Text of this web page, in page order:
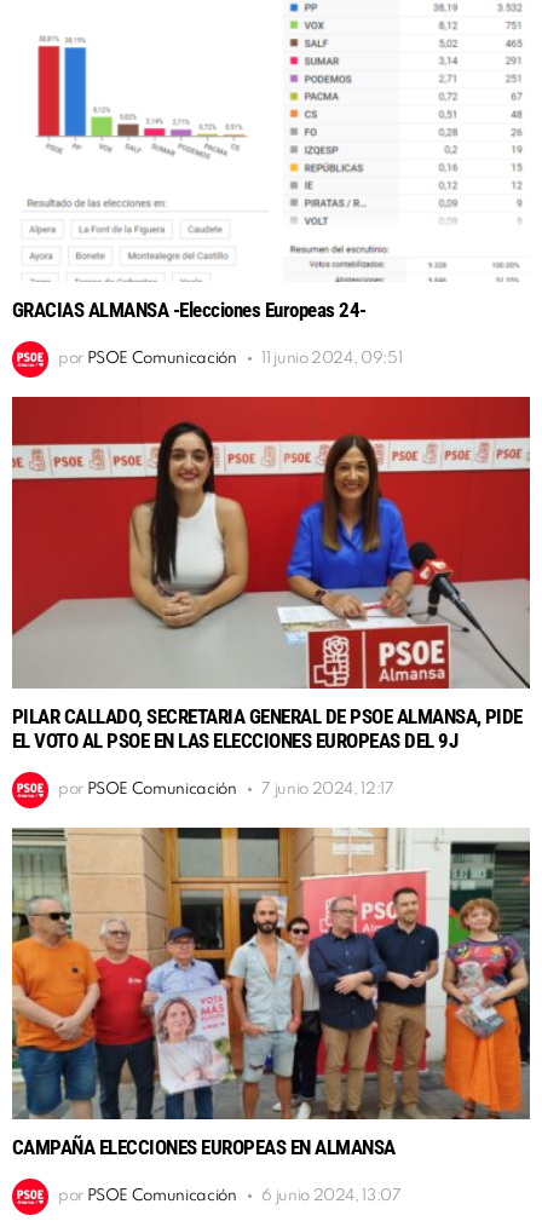
GRACIAS ALMANSA -Elecciones Europeas 24-
por PSOE Comunicación 11 junio 2024, 09:51
PILAR CALLADO, SECRETARIA GENERAL DE PSOE ALMANSA, PIDE
EL VOTO AL PSOE EN LAS ELECCIONES EUROPEAS DEL 9J
por PSOE Comunicación 7 junio 2024, 12:17
CAMPAÑA ELECCIONES EUROPEAS EN ALMANSA
por PSOE Comunicación 6 junio 2024, 13:07